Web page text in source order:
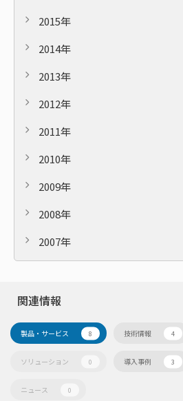
2015年
2014年
2013年
2012年
2011年
2010年
2009年
2008年
2007年
関連情報
製品・サービス 8 技術情報 4
ソリューション 0 導入事例 3
ニュース 0